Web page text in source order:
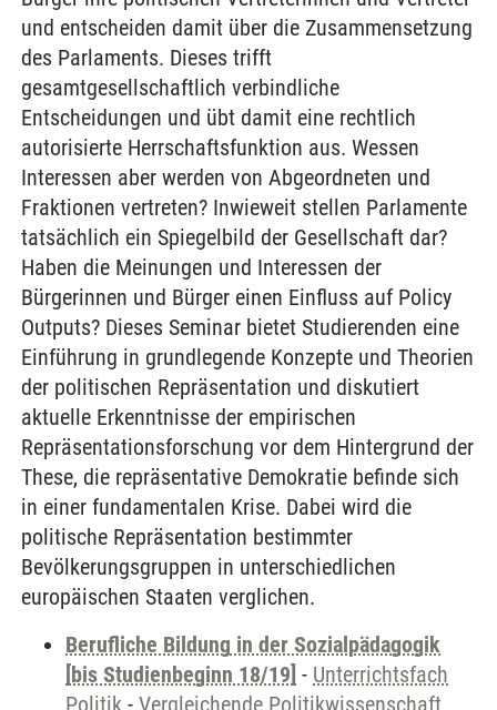
und entscheiden damit über die Zusammensetzung
des Parlaments. Dieses trifft
gesamtgesellschaftlich verbindliche
Entscheidungen und übt damit eine rechtlich
autorisierte Herrschaftsfunktion aus. Wessen
Interessen aber werden von Abgeordneten und
Fraktionen vertreten? Inwieweit stellen Parlamente
tatsächlich ein Spiegelbild der Gesellschaft dar?
Haben die Meinungen und Interessen der
Bürgerinnen und Bürger einen Einfluss auf Policy
Outputs? Dieses Seminar bietet Studierenden eine
Einführung in grundlegende Konzepte und Theorien
der politischen Repräsentation und diskutiert
aktuelle Erkenntnisse der empirischen
Repräsentationsforschung vor dem Hintergrund der
These, die repräsentative Demokratie befinde sich
in einer fundamentalen Krise. Dabei wird die
politische Repräsentation bestimmter
Bevölkerungsgruppen in unterschiedlichen
europäischen Staaten verglichen.
Berufliche Bildung in der Sozialpädagogik
[bis Studienbeginn 18/19] - Unterrichtsfach
Politik - Vergleichende Politikwissenschaft